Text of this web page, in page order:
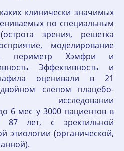
клинически значимых
по специальным
зрения, решетка
моделирование
периметр Хэмфри и
Эффективность и
оценивали в 21
слепом плацебо-
исследовании
6 мес у 3000 пациентов в
лет, с эректильной
этиологии (органической,